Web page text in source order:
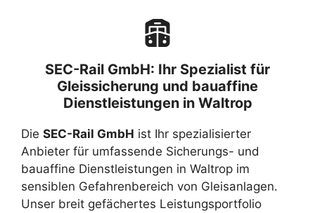
SEC-Rail GmbH: Ihr Spezialist für
Gleissicherung und bauaffine
Dienstleistungen in Waltrop
Die SEC-Rail GmbH ist Ihr spezialisierter
Anbieter für umfassende Sicherungs- und
bauaffine Dienstleistungen in Waltrop im
sensiblen Gefahrenbereich von Gleisanlagen.
Unser breit gefächertes Leistungsportfolio